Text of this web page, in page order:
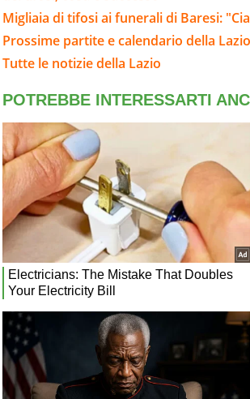
Migliaia di tifosi ai funerali di Baresi:
Prossime partite e calendario della Lazio
Tutte le notizie della Lazio